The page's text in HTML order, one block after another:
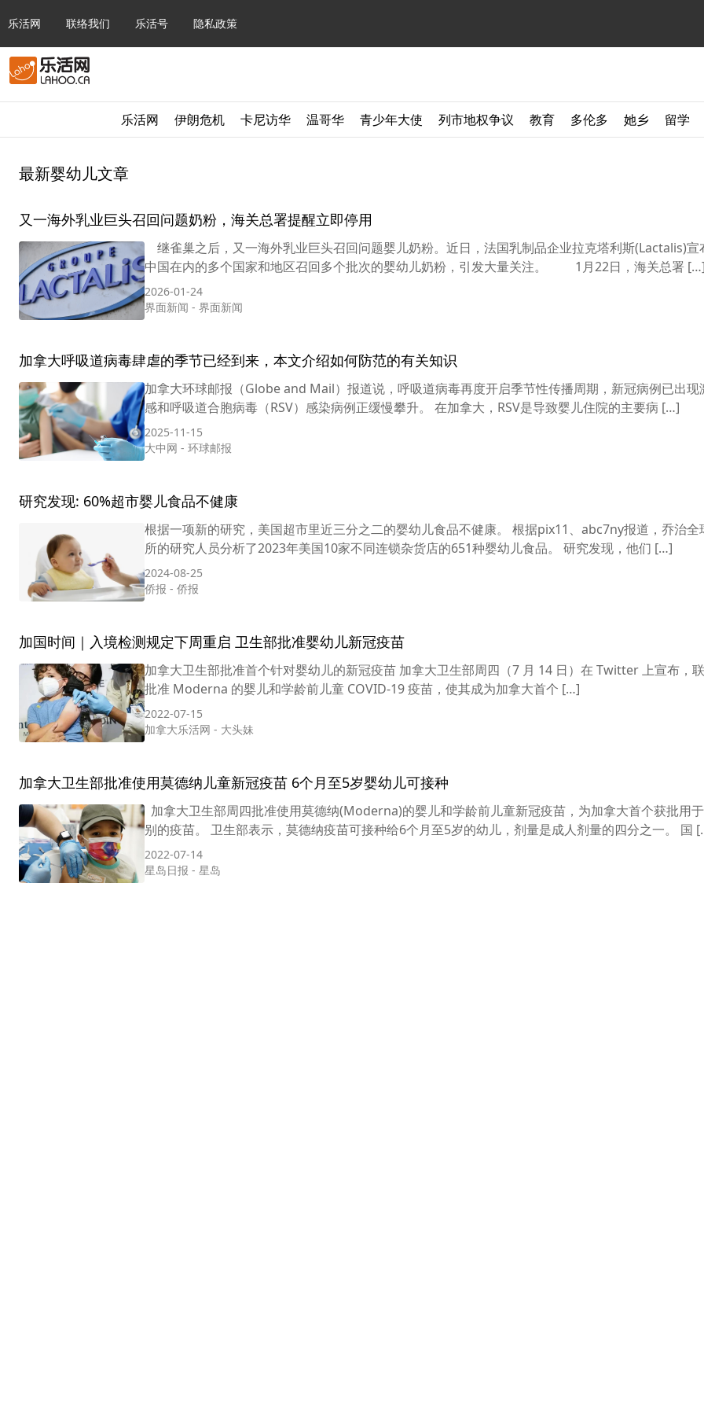
乐活网 联络我们 乐活号 隐私政策
乐活网 伊朗危机 卡尼访华 温哥华 青少年大使 列市地权争议 教育 多伦多 她乡 留学
最新婴幼儿文章
又一海外乳业巨头召回问题奶粉，海关总署提醒立即停用
继雀巢之后，又一海外乳业巨头召回问题婴儿奶粉。近日，法国乳制品企业拉克塔利斯(Lactalis)宣
中国在内的多个国家和地区召回多个批次的婴幼儿奶粉，引发大量关注。 1月22日，海关总署 […]
2026-01-24
界面新闻 - 界面新闻
加拿大呼吸道病毒肆虐的季节已经到来，本文介绍如何防范的有关知识
加拿大环球邮报（Globe and Mail）报道说，呼吸道病毒再度开启季节性传播周期，新冠病例已出现
感和呼吸道合胞病毒（RSV）感染病例正缓慢攀升。 在加拿大，RSV是导致婴儿住院的主要病 […]
2025-11-15
大中网 - 环球邮报
研究发现: 60%超市婴儿食品不健康
根据一项新的研究，美国超市里近三分之二的婴幼儿食品不健康。 根据pix11、abc7ny报道，乔治全
所的研究人员分析了2023年美国10家不同连锁杂货店的651种婴幼儿食品。 研究发现，他们 […]
2024-08-25
侨报 - 侨报
加国时间｜入境检测规定下周重启 卫生部批准婴幼儿新冠疫苗
加拿大卫生部批准首个针对婴幼儿的新冠疫苗 加拿大卫生部周四（7 月 14 日）在 Twitter 上宣布，
批准 Moderna 的婴儿和学龄前儿童 COVID-19 疫苗，使其成为加拿大首个 […]
2022-07-15
加拿大乐活网 - 大头妹
加拿大卫生部批准使用莫德纳儿童新冠疫苗 6个月至5岁婴幼儿可接种
加拿大卫生部周四批准使用莫德纳(Moderna)的婴儿和学龄前儿童新冠疫苗，为加拿大首个获批用
别的疫苗。 卫生部表示，莫德纳疫苗可接种给6个月至5岁的幼儿，剂量是成人剂量的四分之一。 国
2022-07-14
星岛日报 - 星岛